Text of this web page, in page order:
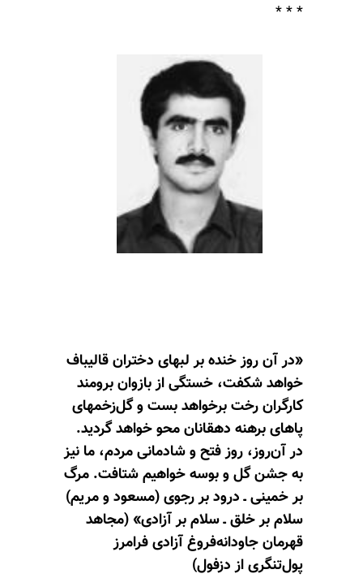
* * *
«در آن روز خنده بر لبهای دختران قالیباف
خواهد شکفت، خستگی از بازوان برومند
کارگران رخت برخواهد بست و گل‌زخمهای
پاهای برهنه دهقانان محو خواهد گردید.
در آن‌روز، روز فتح و شادمانی مردم، ما نیز
به جشن گل و بوسه خواهیم شتافت. مرگ
بر خمینی ـ‌ درود بر رجوی (مسعود و مریم)
سلام بر خلق ـ‌ سلام بر آزادی» (مجاهد
قهرمان جاودانه‌فروغ آزادی فرامرز
پول‌تنگری از دزفول)